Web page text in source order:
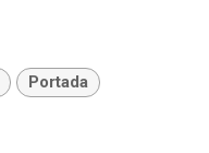
Portada